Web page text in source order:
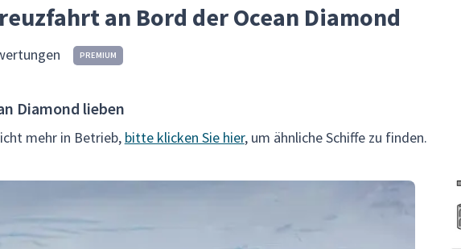
an Bord der Ocean Diamond
PREMIUM
Diamond lieben
mehr in Betrieb, bitte klicken Sie hier, um ähnliche Schiffe zu finden.